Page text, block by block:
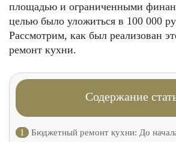
площадью и ограниченными
целью было уложиться в 100 000
Рассмотрим, как был реализован
ремонт кухни.
Содержание
1
Бюджетный ремонт кухни: До